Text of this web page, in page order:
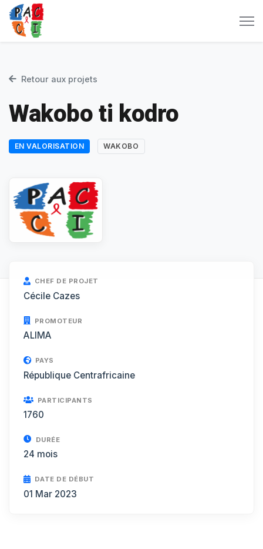
Retour aux projets
Wakobo ti kodro
EN VALORISATION WAKOBO
CHEF DE PROJET
Cécile Cazes
PROMOTEUR
ALIMA
PAYS
République Centrafricaine
PARTICIPANTS
1760
DURÉE
24 mois
DATE DE DÉBUT
01 Mar 2023